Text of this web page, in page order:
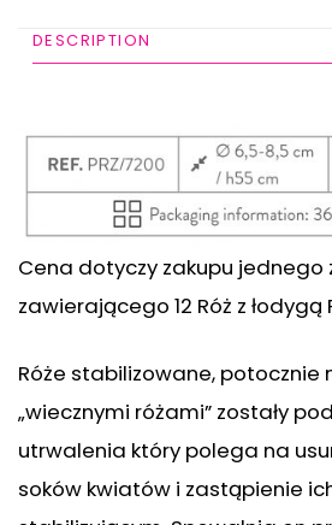
DESCRIPTION
Cena dotyczy zakupu jednego
zawierającego 12 Róż z łodygą
Róże stabilizowane, potocznie
„wiecznymi różami” zostały
utrwalenia który polega na
soków kwiatów i zastąpienie